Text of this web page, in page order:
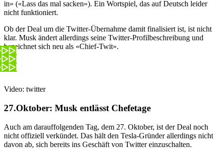
in» («Lass das mal sacken»). Ein Wortspiel, das auf Deutsch leider
nicht funktioniert.
Ob der Deal um die Twitter-Übernahme damit finalisiert ist, ist nicht
klar. Musk ändert allerdings seine Twitter-Profilbeschreibung und
bezeichnet sich neu als «Chief-Twit».
Video: twitter
27.Oktober: Musk entlässt Chefetage
Auch am darauffolgenden Tag, dem 27. Oktober, ist der Deal noch
nicht offiziell verkündet. Das hält den Tesla-Gründer allerdings nicht
davon ab, sich bereits ins Geschäft von Twitter einzuschalten.